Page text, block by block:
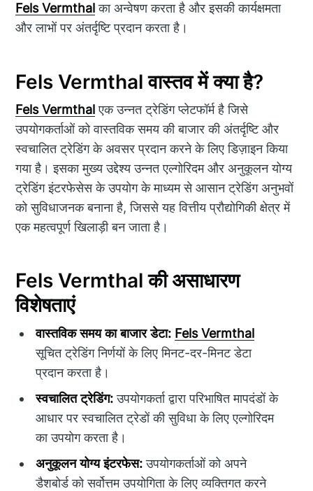
Fels Vermthalका अन्वेषण करता है और इसकी कार्यक्षमता
और लाभों पर अंतर्दृष्टि प्रदान करता है।
Fels Vermthal वास्तव में क्या है?
Fels Vermthalएक उन्नत ट्रेडिंग प्लेटफॉर्म है जिसे
उपयोगकर्ताओं को वास्तविक समय की बाजार की अंतर्दृष्टि और
स्वचालित ट्रेडिंग के अवसर प्रदान करने के लिए डिज़ाइन किया
गया है। इसका मुख्य उद्देश्य उन्नत एल्गोरिदम और अनुकूलन योग्य
ट्रेडिंग इंटरफेसेस के उपयोग के माध्यम से आसान ट्रेडिंग अनुभवों
को सुविधाजनक बनाना है, जिससे यह वित्तीय प्रौद्योगिकी क्षेत्र में
एक महत्वपूर्ण खिलाड़ी बन जाता है।
Fels Vermthal की असाधारण
विशेषताएं
वास्तविक समय का बाजार डेटा: Fels Vermthal
सूचित ट्रेडिंग निर्णयों के लिए मिनट-दर-मिनट डेटा
प्रदान करता है।
स्वचालित ट्रेडिंग:उपयोगकर्ता द्वारा परिभाषित मापदंडों के
आधार पर स्वचालित ट्रेडों की सुविधा के लिए एल्गोरिदम
का उपयोग करता है।
अनुकूलन योग्य इंटरफेस:उपयोगकर्ताओं को अपने
डैशबोर्ड को सर्वोत्तम उपयोगिता के लिए व्यक्तिगत करने